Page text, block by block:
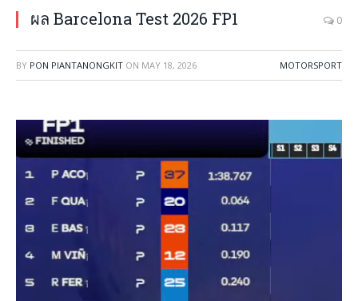
ผล Barcelona Test 2026 FP1 0
BY PON PIANTANONGKIT ON MAY 18, 2026 MOTORSPORT